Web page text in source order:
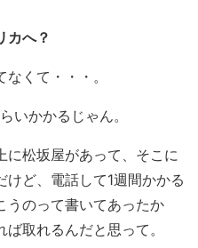
カへ？
くて・・・。
いかかるじゃん。
に松坂屋があって、そこに
ど、電話して1週間かかる
うのって書いてあったか
取れるんだと思って。